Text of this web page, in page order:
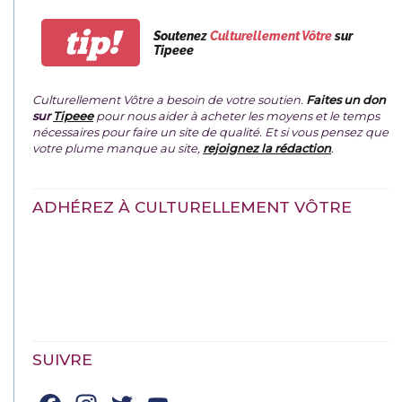
tip! SoutenezCulturellement Vôtresur
Tipeee
Culturellement Vôtre a besoin de votre soutien. Faites un don
surTipeeepour nous aider à acheter les moyens et le temps
nécessaires pour faire un site de qualité. Et si vous pensez que
votre plume manque au site, rejoignez la rédaction.
ADHÉREZ À CULTURELLEMENT VÔTRE
SUIVRE